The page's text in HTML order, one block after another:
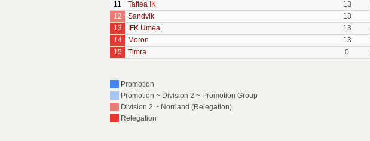
11
Taftea IK 13
12
Sandvik 13
13
IFK Umea 13
14
Moron 13
15
Timra 0
Promotion
Promotion ~ Division 2 ~ Promotion Group
Division 2 ~ Norrland (Relegation)
Relegation